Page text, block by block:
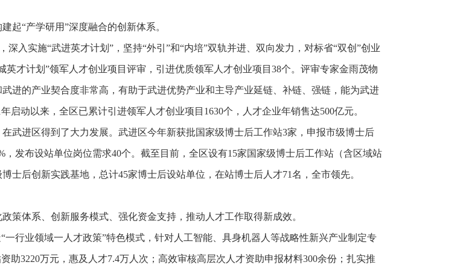
起“产学研用”深度融合的创新体系。
入实施“武进英才计划”，坚持“外引”和“内培”双轨并进、双向发力，对标省“双创”创业
才计划”领军人才创业项目评审，引进优质领军人才创业项目38个。评审专家金雨茂物
进的产业契合度非常高，有助于武进优势产业和主导产业延链、补链、强链，能为武进
启动以来，全区已累计引进领军人才创业项目1630个， 人才企业年销售达500亿元。
武进区得到了大力发展。武进区今年新获批国家级博士后工作站3家，申报市级博士后
发布设站单位岗位需求40个。截至目前，全区设有15家国家级博士后工作站（含区域站
士后创新实践基地，总计45家博士后设站单位，在站博士后人才71名，全市领先。
策体系、创新服务模式、强化资金支持，推动人才工作取得新成效。
行业领域一人才政策”特色模式，针对人工智能、具身机器人等战略性新兴产业制定专
助3220万元，惠及人才7.4万人次；高效审核高层次人才资助申报材料300余份；扎实推